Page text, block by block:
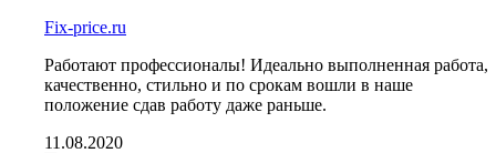
Fix-price.ru
Работают профессионалы! Идеально выполненная работа,
качественно, стильно и по срокам вошли в наше
положение сдав работу даже раньше.
11.08.2020